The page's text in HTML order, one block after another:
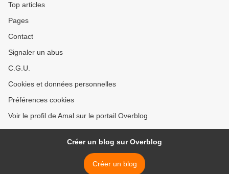
Top articles
Pages
Contact
Signaler un abus
C.G.U.
Cookies et données personnelles
Préférences cookies
Voir le profil de Amal sur le portail Overblog
Créer un blog sur Overblog
Créer un blog